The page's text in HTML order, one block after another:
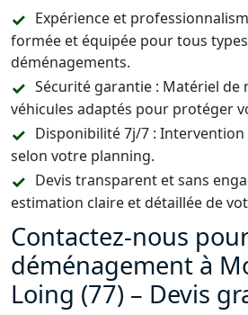
Expérience et
formée et équipée pour tous
déménagements.
Sécurité garantie : Matériel
véhicules adaptés pour protéger
Disponibilité 7j/7 :
selon votre planning.
Devis transparent et sans
estimation claire et détaillée de
Contactez-nous
déménagement à
Loing (77) – Devis